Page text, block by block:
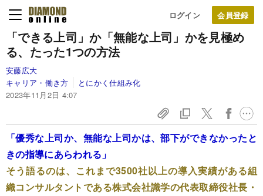
ログイン
「できる上司」か「無能な上司」かを見極め
る、たった1つの方法
安藤広大
キャリア・働き方
とにかく仕組み化
2023年11月2日 4:07
「優秀な上司か、無能な上司かは、部下ができなかったと
きの指導にあらわれる」
そう語るのは、これまで3500社以上の導入実績がある組
織コンサルタントである株式会社識学の代表取締役社長・